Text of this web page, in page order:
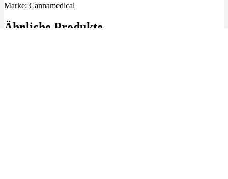
Marke: Cannamedical
Ähnliche Produkte